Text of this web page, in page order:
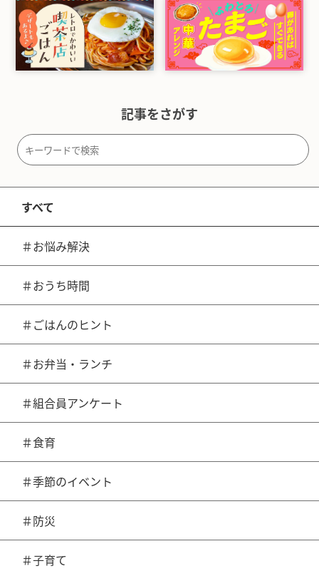
記事をさがす
すべて
＃お悩み解決
＃おうち時間
＃ごはんのヒント
＃お弁当・ランチ
＃組合員アンケート
＃食育
＃季節のイベント
＃防災
＃子育て